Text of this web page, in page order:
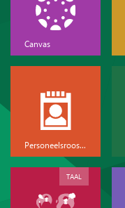
Canvas
Personeelsrooster
TAAL